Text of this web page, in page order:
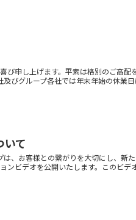
び申し上げます。平素は格別のご高配
びグループ各社では年末年始の休業
いて
、お客様との繋がりを大切にし、新
ビデオを公開いたします。このビデオ